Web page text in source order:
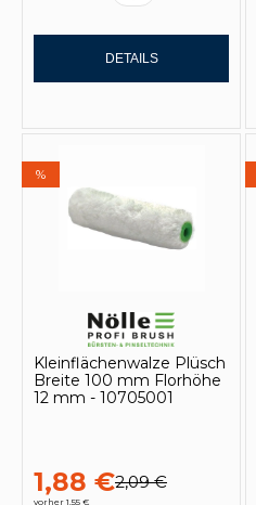
DETAILS
%
Kleinflächenwalze Plüsch
Breite 100 mm Florhöhe
12 mm - 10705001
1,88 €2,09 €
vorher 1,55 €